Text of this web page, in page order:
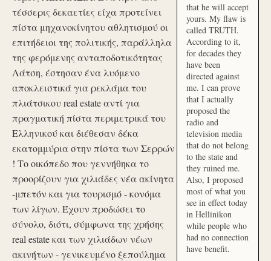
τέσσερις δεκαετίες είχα προτείνει
πίστα μηχανοκίνητου αθλητισμού οι
επιτήδειοι της πολιτικής, παράλληλα
της φερόμενης ανταποδοτικότητας
Λάτση, έστησαν ένα λυόμενο
αποκλειστικά για ρεκλάμα του
πλιάτσικου real estate αντί για
πραγματική πίστα περιμετρικά του
Ελληνικού και διέθεσαν δέκα
εκατομμύρια στην πίστα των Σερρών
! Το οικόπεδο που γεννήθηκα το
προορίζουν για χιλιάδες νέα ακίνητα
-μπετόν και για τουρισμό - κονόμα
των λίγων. Έχουν προδώσει το
σύνολο, διότι, σύμφωνα της χρήσης
real estate και των χιλιάδων νέων
ακινήτων - γενικευμένο ξεπούλημα
that he will accept
yours. My flaw is
called TRUTH.
According to it,
for decades they
have been
directed against
me. I can prove
that I actually
proposed the
radio and
television media
that do not belong
to the state and
they ruined me.
Also, I proposed
most of what you
see in effect today
in Hellinikon
while people who
had no connection
have benefit.